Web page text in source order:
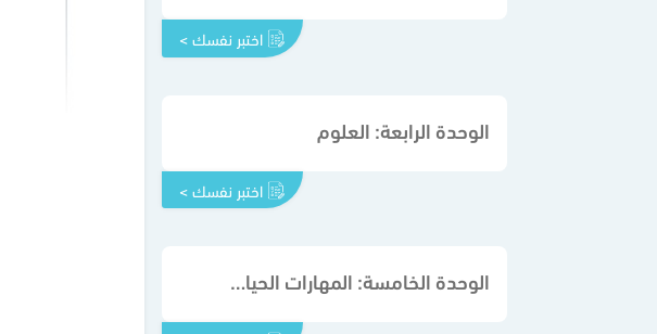
اختبر نفسك >
الوحدة الرابعة: العلوم
اختبر نفسك >
الوحدة الخامسة: المهارات الحياتية والأسرية